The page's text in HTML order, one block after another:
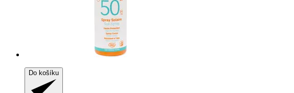
Do košíku